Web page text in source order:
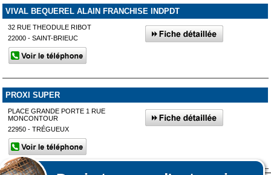
VIVAL BEQUEREL ALAIN FRANCHISE INDPDT
32 RUE THEODULE RIBOT
22000 - SAINT-BRIEUC
PROXI SUPER
PLACE GRANDE PORTE 1 RUE
MONCONTOUR
22950 - TRÉGUEUX